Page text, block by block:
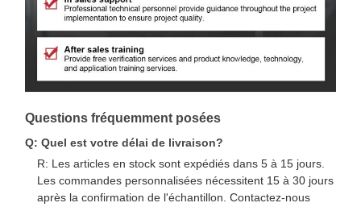
Questions fréquemment posées
Q: Quel est votre délai de livraison?
R: Les articles en stock sont expédiés dans 5 à 15 jours.
Les commandes personnalisées nécessitent 15 à 30 jours
après la confirmation de l'échantillon. Contactez-nous